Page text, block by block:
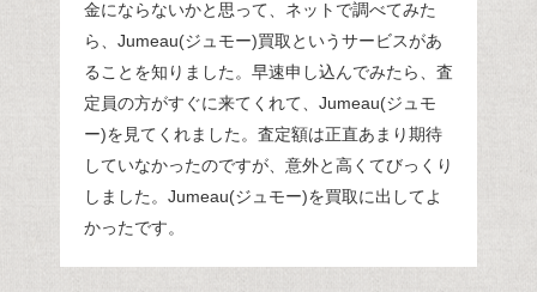
金にならないかと思って、ネットで調べてみた
ら、Jumeau(ジュモー)買取というサービスがあ
ることを知りました。早速申し込んでみたら、査
定員の方がすぐに来てくれて、Jumeau(ジュモ
ー)を見てくれました。査定額は正直あまり期待
していなかったのですが、意外と高くてびっくり
しました。Jumeau(ジュモー)を買取に出してよ
かったです。